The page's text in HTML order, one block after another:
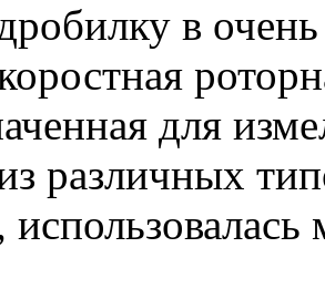
в
для
различных